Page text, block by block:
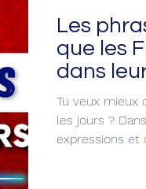
Les
que les
dans
Tu veux mieux
les jours ?
expressions et